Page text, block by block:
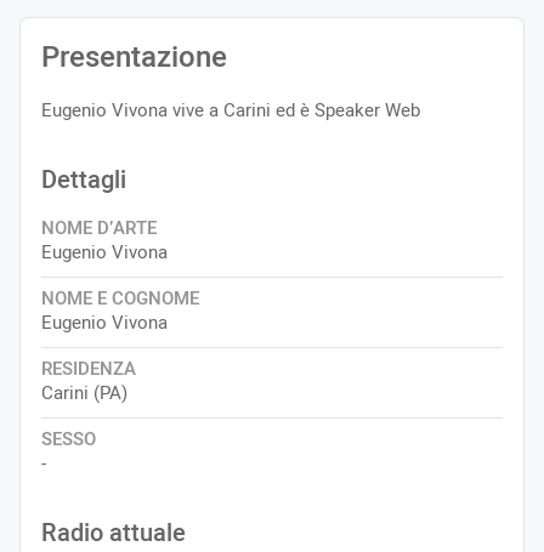
Presentazione
Eugenio Vivona vive a Carini ed è Speaker Web
Dettagli
NOME D’ARTE
Eugenio Vivona
NOME E COGNOME
Eugenio Vivona
RESIDENZA
Carini (PA)
SESSO
-
Radio attuale